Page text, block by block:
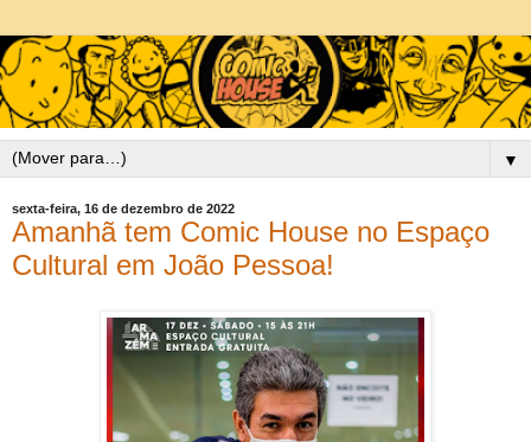
▼
sexta-feira, 16 de dezembro de 2022
Amanhã tem Comic House no Espaço
Cultural em João Pessoa!